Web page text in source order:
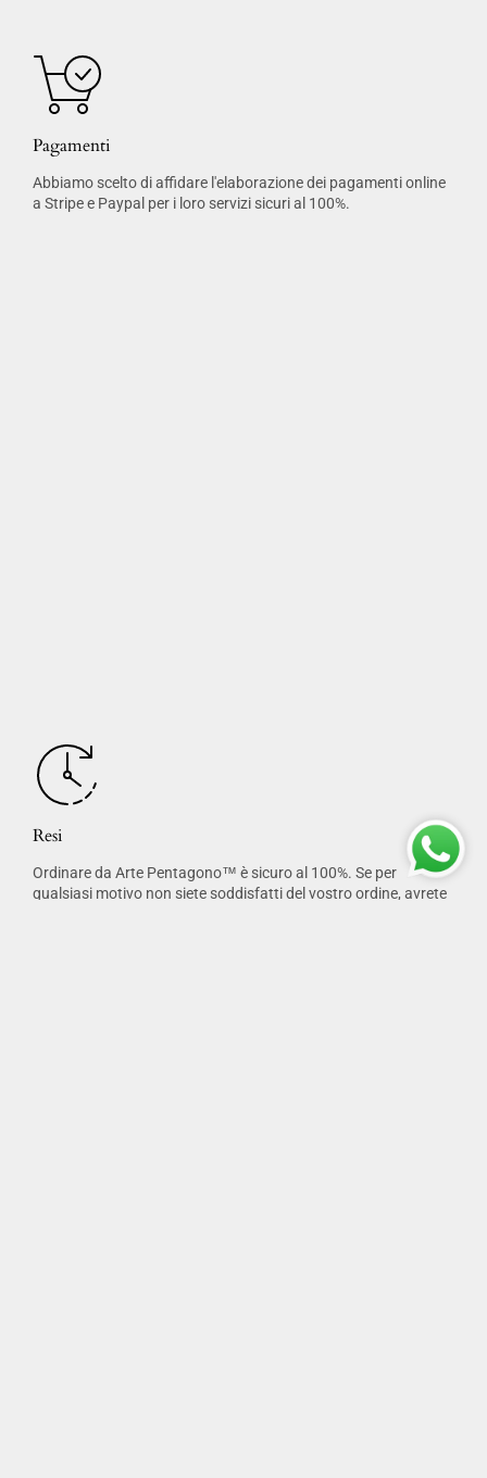
Pagamenti
Abbiamo scelto di affidare l'elaborazione dei pagamenti online
a Stripe e Paypal per i loro servizi sicuri al 100%.
Resi
Ordinare da Arte Pentagono™ è sicuro al 100%. Se per
qualsiasi motivo non siete soddisfatti del vostro ordine, avrete